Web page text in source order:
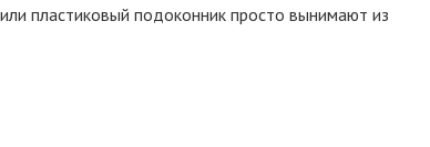
пластиковый подоконник просто вынимают из